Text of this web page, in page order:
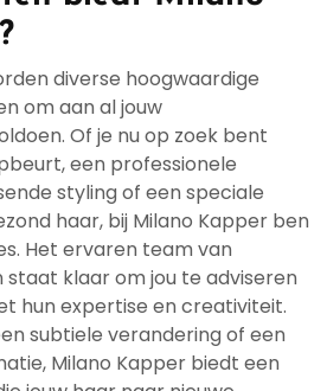
diverse hoogwaardige
om aan al jouw
Of je nu op zoek bent
een professionele
styling of een speciale
haar, bij Milano Kapper ben
Het ervaren team van
klaar om jou te adviseren
hun expertise en creativiteit.
subtiele verandering of een
Milano Kapper biedt een